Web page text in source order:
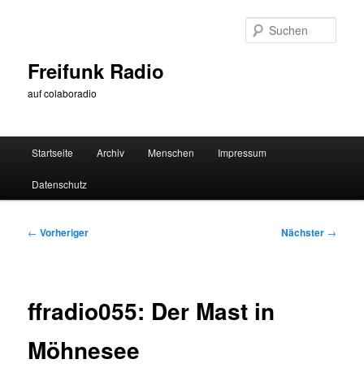
Freifunk Radio
auf colaboradio
Startseite Archiv Menschen Impressum
Datenschutz
Beitragsnavigation
← Vorheriger Nächster →
ffradio055: Der Mast in
Möhnesee